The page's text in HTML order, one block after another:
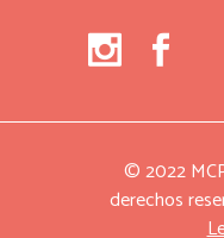
© 2022
derechos